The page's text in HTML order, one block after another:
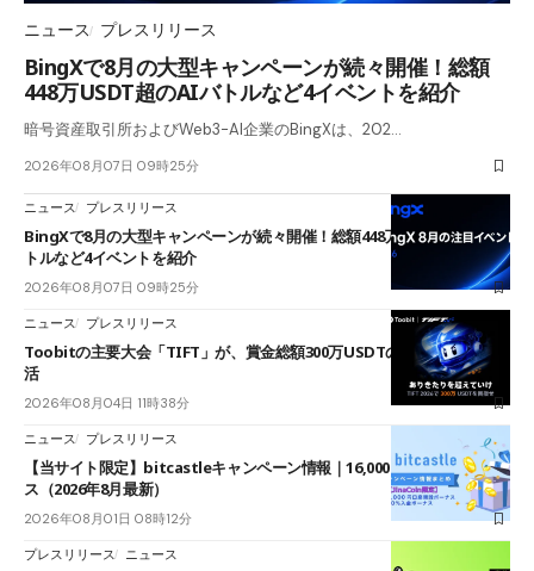
ニュース プレスリリース
BingXで8月の大型キャンペーンが続々開催！総額
448万USDT超のAIバトルなど4イベントを紹介
暗号資産取引所およびWeb3-AI企業のBingXは、202…
2026年08月07日 09時25分
ニュース プレスリリース
BingXで8月の大型キャンペーンが続々開催！総額448万USDT超のAIバ
トルなど4イベントを紹介
2026年08月07日 09時25分
ニュース プレスリリース
Toobitの主要大会「TIFT」が、賞金総額300万USDTのレースとして復
活
2026年08月04日 11時38分
ニュース プレスリリース
【当サイト限定】bitcastleキャンペーン情報｜16,000円口座開設ボーナ
ス（2026年8月最新）
2026年08月01日 08時12分
プレスリリース ニュース